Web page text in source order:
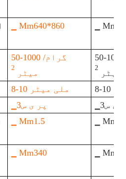
▁ Mm640*860 ▁
50-1000 گرام/
میٹر
2
1000 گرام/
میٹر
2
8-10 ملی میٹر
▁پر ی س3
ی س3
▁ Mm1.5 ▁
▁ Mm340 ▁